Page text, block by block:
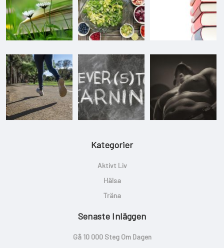
Kategorier
Aktivt Liv
Hälsa
Träna
Senaste Inläggen
Gå 10 000 Steg Om Dagen